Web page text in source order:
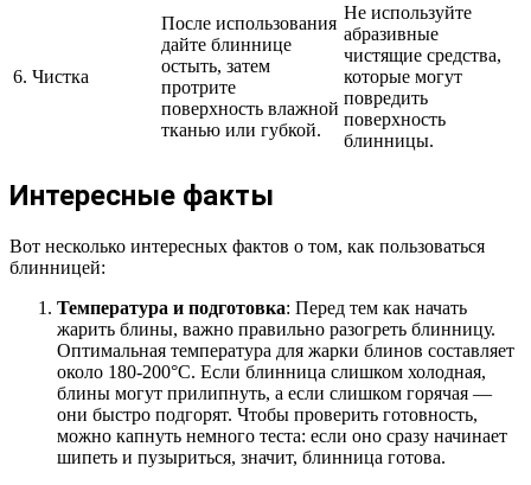
6. Чистка
После использования
дайте блиннице
остыть, затем
протрите
поверхность влажной
тканью или губкой.
Не используйте
абразивные
чистящие средства,
которые могут
повредить
поверхность
блинницы.
Интересные факты
Вот несколько интересных фактов о том, как пользоваться
блинницей:
Температура и подготовка: Перед тем как начать
жарить блины, важно правильно разогреть блинницу.
Оптимальная температура для жарки блинов составляет
около 180-200°C. Если блинница слишком холодная,
блины могут прилипнуть, а если слишком горячая —
они быстро подгорят. Чтобы проверить готовность,
можно капнуть немного теста: если оно сразу начинает
шипеть и пузыриться, значит, блинница готова.